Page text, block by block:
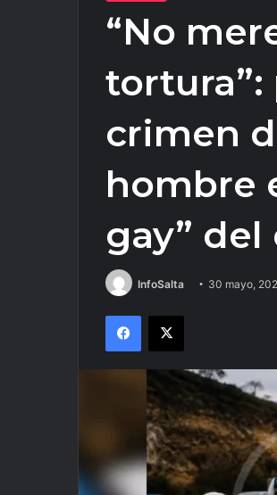
“No
crimen
hombre
gay” del
InfoSalta 30 mayo,
Facebook
X